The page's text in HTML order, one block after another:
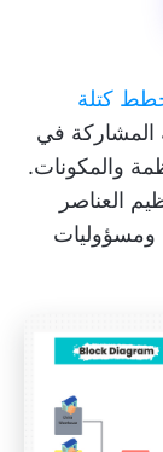
كتلة
المشاركة في
والمكونات.
العناصر